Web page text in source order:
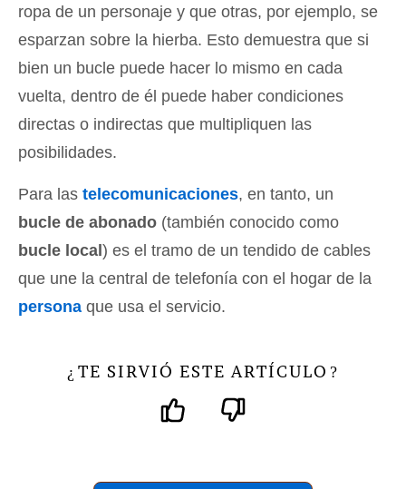
ropa de un personaje y que otras, por ejemplo, se
esparzan sobre la hierba. Esto demuestra que si
bien un bucle puede hacer lo mismo en cada
vuelta, dentro de él puede haber condiciones
directas o indirectas que multipliquen las
posibilidades.
Para las telecomunicaciones, en tanto, un
bucle de abonado (también conocido como
bucle local) es el tramo de un tendido de cables
que une la central de telefonía con el hogar de la
persona que usa el servicio.
¿ TE SIRVIÓ ESTE ARTÍCULO ?